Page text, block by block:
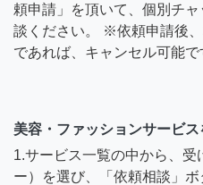
頼申請」を頂いて、個別チ
談ください。 ※依頼申請後、
であれば、キャンセル可能で
美容・ファッションサービ
1.サービス一覧の中から、受
ー）を選び、「依頼相談」